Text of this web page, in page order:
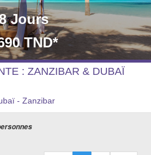
Jours
TND*
: ZANZIBAR & DUBAÏ
- Zanzibar